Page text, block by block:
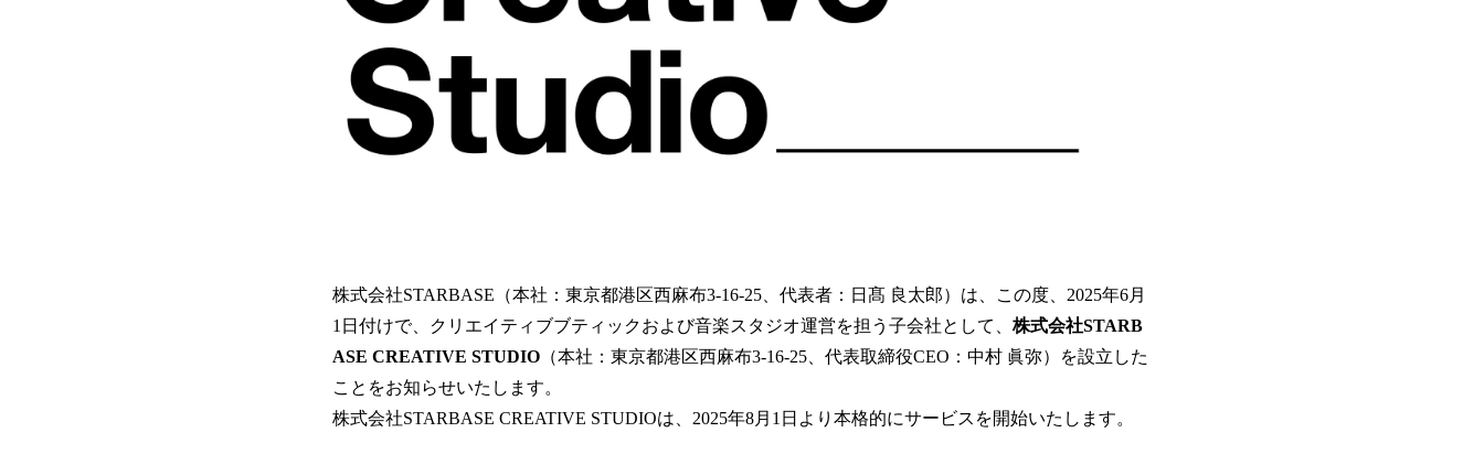
株式会社STARBASE（本社：東京都港区西麻布3-16-25、代表者：日髙 良太郎）は、この度、2025年6月
1日付けで、クリエイティブブティックおよび音楽スタジオ運営を担う子会社として、 株式会社STARB
ASE CREATIVE STUDIO （本社：東京都港区西麻布3-16-25、代表取締役CEO：中村 眞弥）を設立した
ことをお知らせいたします。
株式会社STARBASE CREATIVE STUDIOは、2025年8月1日より本格的にサービスを開始いたします。